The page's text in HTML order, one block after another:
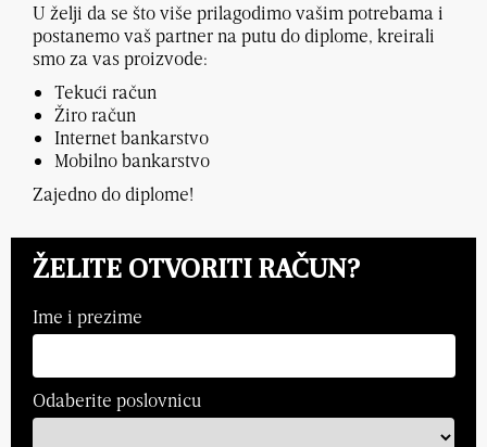
U želji da se što više prilagodimo vašim potrebama i
postanemo vaš partner na putu do diplome, kreirali
smo za vas proizvode:
Tekući račun
Žiro račun
Internet bankarstvo
Mobilno bankarstvo
Zajedno do diplome!
ŽELITE OTVORITI RAČUN?
Ime i prezime
Odaberite poslovnicu